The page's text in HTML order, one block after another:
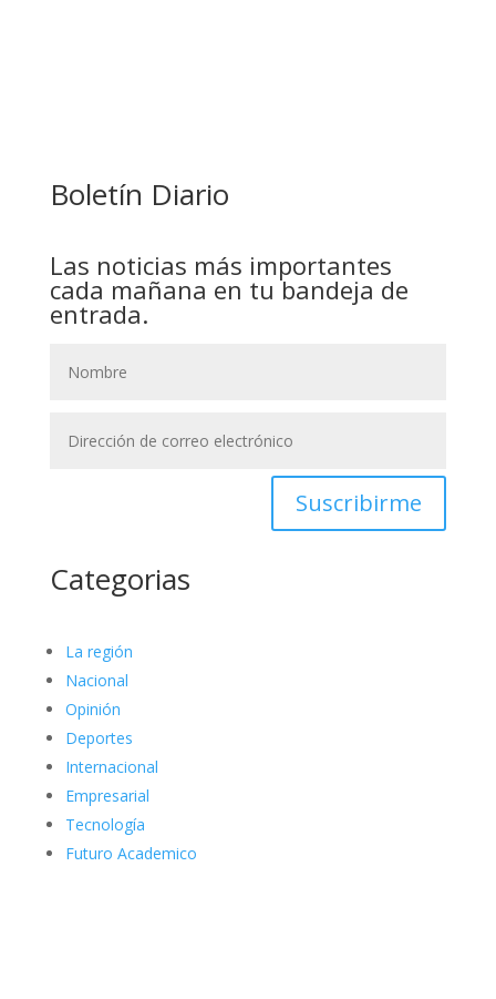
Boletín Diario
Las noticias más importantes
cada mañana en tu bandeja de
entrada.
Suscribirme
Categorias
La región
Nacional
Opinión
Deportes
Internacional
Empresarial
Tecnología
Futuro Academico